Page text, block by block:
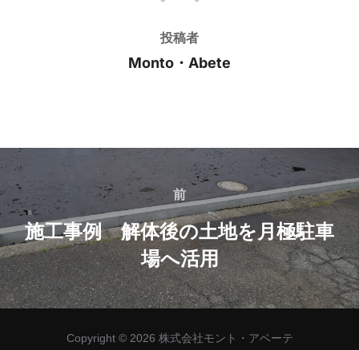
投稿者
Monto・Abete
投
稿
ナ
ビ
ゲ
前
前
施工事例 解体後の土地を月極駐車
場へ活用
Copyright © 2026 株式会社モント・アベーテ